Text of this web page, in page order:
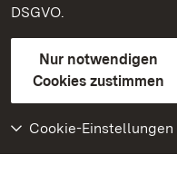
DSGVO.
Nur notwendigen
Cookies zustimmen
Cookie-Einstellungen
Kontakt
Gebärdensprache
Erklärung zur
BITV-konform (geprüfte
Weiteres